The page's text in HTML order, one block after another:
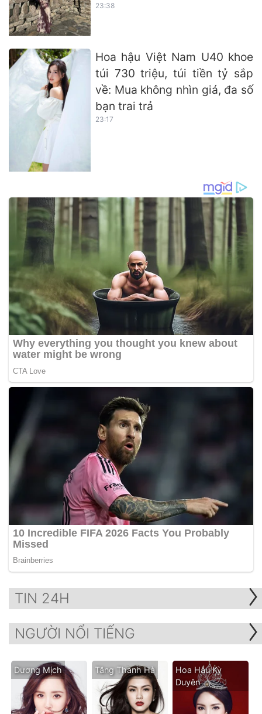
23:38
Hoa hậu Việt Nam U40 khoe
túi 730 triệu, túi tiền tỷ sắp
về: Mua không nhìn giá, đa số
bạn trai trả
23:17
TIN 24H
NGƯỜI NỔI TIẾNG
Dương Mịch Tăng Thanh Hà
Hoa Hậu Kỳ
Duyên